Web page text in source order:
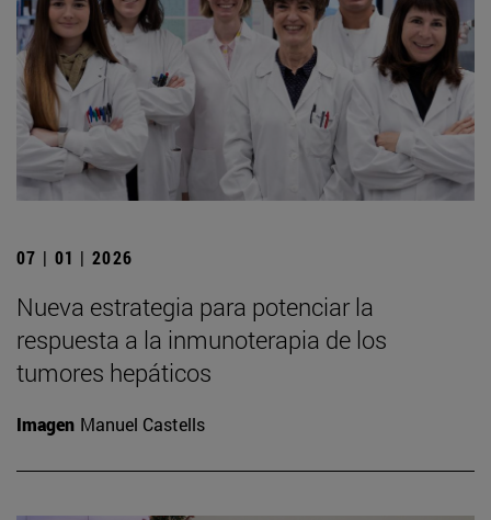
07 | 01 | 2026
Nueva estrategia para potenciar la
respuesta a la inmunoterapia de los
tumores hepáticos
Imagen Manuel Castells